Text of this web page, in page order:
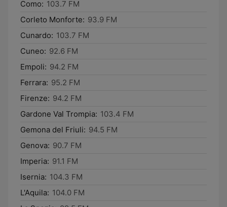
Como: 103.7 FM
Corleto Monforte: 93.9 FM
Cunardo: 103.7 FM
Cuneo: 92.6 FM
Empoli: 94.2 FM
Ferrara: 95.2 FM
Firenze: 94.2 FM
Gardone Val Trompia: 103.4 FM
Gemona del Friuli: 94.5 FM
Genova: 90.7 FM
Imperia: 91.1 FM
Isernia: 104.3 FM
L'Aquila: 104.0 FM